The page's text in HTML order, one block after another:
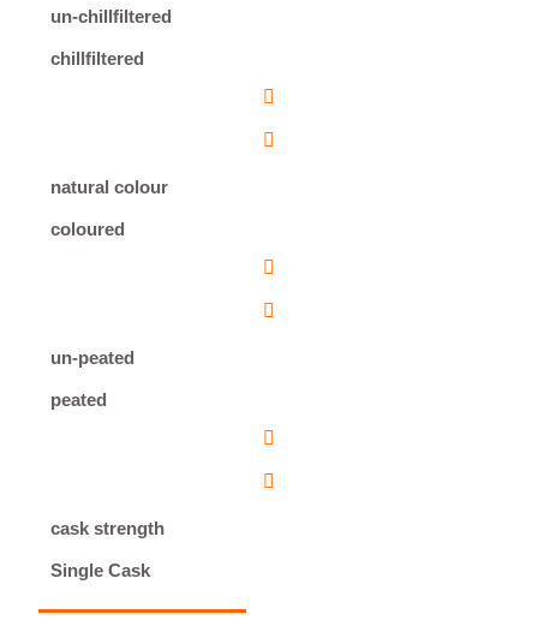
un-chillfiltered
chillfiltered
natural colour
coloured
un-peated
peated
cask strength
Single Cask